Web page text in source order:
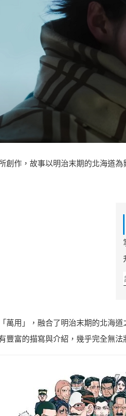
創作，故事以明治末期的北海道
萬用」，融合了明治末期的北海
豐富的描寫與介紹，幾乎完全無